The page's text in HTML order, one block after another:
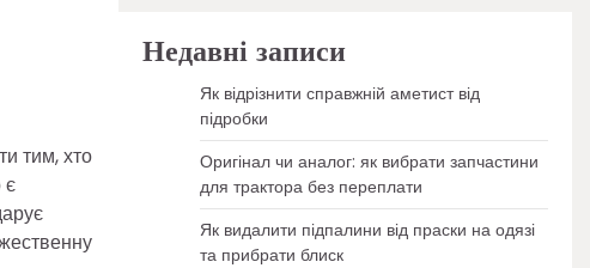
тим, хто
є
Недавні записи
Як відрізнити справжній аметист від
підробки
Оригінал чи аналог: як вибрати запчастини
для трактора без переплати
Як видалити підпалини від праски на одязі
та прибрати блиск